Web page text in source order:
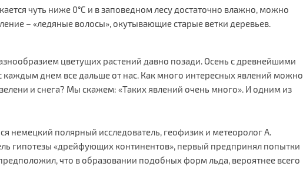
чуть ниже 0°C и в заповедном лесу достаточно влажно, можно
– «ледяные волосы», окутывающие старые ветки деревьев.
цветущих растений давно позади. Осень с древнейшими
каждым днем все дальше от нас. Как много интересных явлений можно
и снега? Мы скажем: «Таких явлений очень много». И одним из
немецкий полярный исследователь, геофизик и метеоролог А.
гипотезы «дрейфующих континентов», первый предпринял попытки
что в образовании подобных форм льда, вероятнее всего